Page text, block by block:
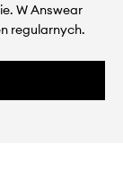
W Answear
regularnych.